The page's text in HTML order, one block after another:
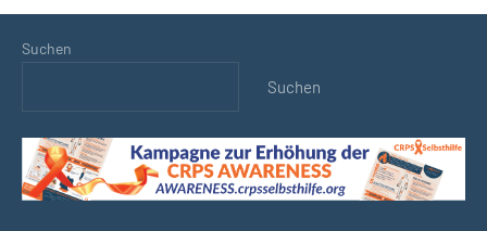
Suchen
Suchen